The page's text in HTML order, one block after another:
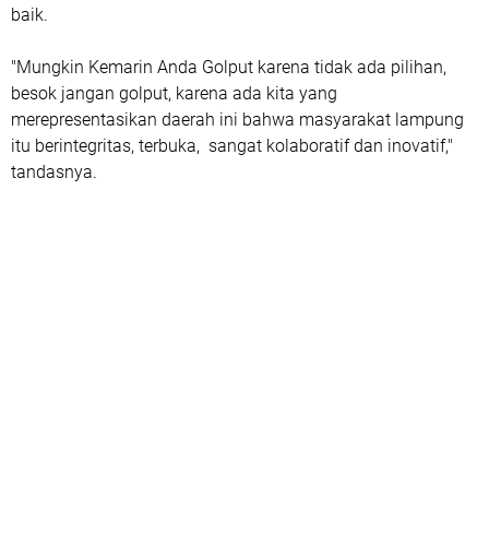
baik.
"Mungkin Kemarin Anda Golput karena tidak ada pilihan,
besok jangan golput, karena ada kita yang
merepresentasikan daerah ini bahwa masyarakat lampung
itu berintegritas, terbuka, sangat kolaboratif dan inovatif,"
tandasnya.